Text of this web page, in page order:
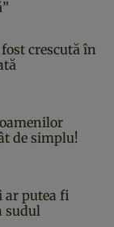
crescută în
de simplu!
putea fi
sudul